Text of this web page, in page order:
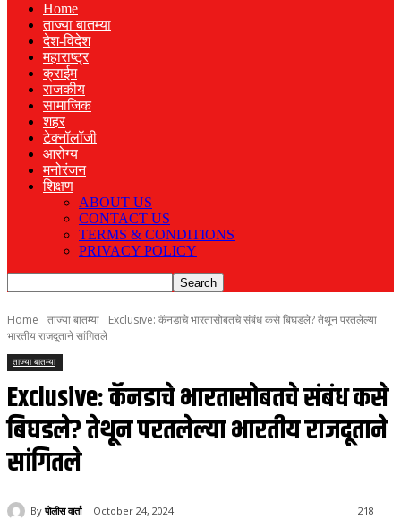
Home
ताज्या बातम्या
देश-विदेश
महाराष्ट्र
क्राईम
राजकीय
सामाजिक
शहर
टेक्नॉलॉजी
आरोग्य
मनोरंजन
शिक्षण
ABOUT US
CONTACT US
TERMS & CONDITIONS
PRIVACY POLICY
Home ताज्या बातम्या
Exclusive: कॅनडाचे भारतासोबतचे संबंध कसे बिघडले? तेथून परतलेल्या
भारतीय राजदूताने सांगितले
ताज्या बातम्या
Exclusive: कॅनडाचे भारतासोबतचे संबंध कसे
बिघडले? तेथून परतलेल्या भारतीय राजदूताने
सांगितले
By पोलीस वार्ता October 24, 2024 218